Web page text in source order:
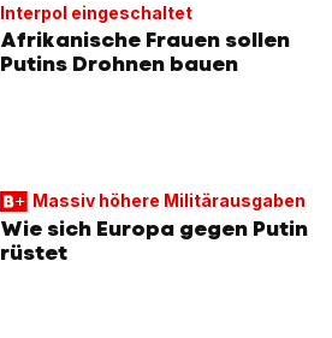
Interpol eingeschaltet
Afrikanische Frauen sollen
Putins Drohnen bauen
Massiv höhere Militärausgaben
Wie sich Europa gegen Putin
rüstet